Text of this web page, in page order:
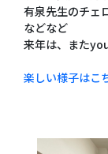
有泉先生のチェ
などなど
来年は、また
楽しい様子はこ